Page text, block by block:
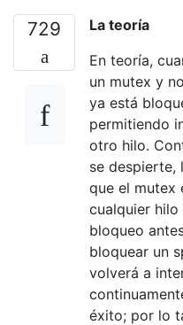
729
La teoría
En teoría,
un mutex y
ya está
permitiendo
otro hilo.
se despierte,
que el mutex
cualquier hilo
bloqueo
bloquear un
volverá a
éxito; por lo